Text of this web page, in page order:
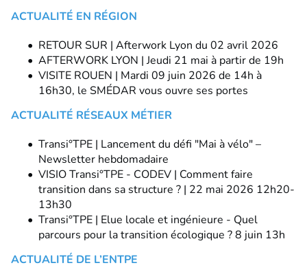
ACTUALITÉ EN RÉGION
RETOUR SUR | Afterwork Lyon du 02 avril 2026
AFTERWORK LYON | Jeudi 21 mai à partir de 19h
VISITE ROUEN | Mardi 09 juin 2026 de 14h à
16h30, le SMÉDAR vous ouvre ses portes
ACTUALITÉ RÉSEAUX MÉTIER
Transi°TPE | Lancement du défi "Mai à vélo" –
Newsletter hebdomadaire
VISIO Transi°TPE - CODEV | Comment faire
transition dans sa structure ? | 22 mai 2026 12h20-
13h30
Transi°TPE | Elue locale et ingénieure - Quel
parcours pour la transition écologique ? 8 juin 13h
ACTUALITÉ DE L’ENTPE